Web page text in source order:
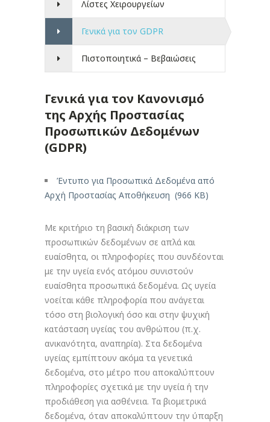
Λίστες Χειρουργείων
Γενικά για τον GDPR
Πιστοποιητικά – Βεβαιώσεις
Γενικά για τον Κανονισμό
της Αρχής Προστασίας
Προσωπικών Δεδομένων
(GDPR)
Έντυπο για Προσωπικά Δεδομένα από
Αρχή Προστασίας Αποθήκευση (966 KB)
Με κριτήριο τη βασική διάκριση των
προσωπικών δεδομένων σε απλά και
ευαίσθητα, οι πληροφορίες που συνδέονται
με την υγεία ενός ατόμου συνιστούν
ευαίσθητα προσωπικά δεδομένα. Ως υγεία
νοείται κάθε πληροφορία που ανάγεται
τόσο στη βιολογική όσο και στην ψυχική
κατάσταση υγείας του ανθρώπου (π.χ.
ανικανότητα, αναπηρία). Στα δεδομένα
υγείας εμπίπτουν ακόμα τα γενετικά
δεδομένα, στο μέτρο που αποκαλύπτουν
πληροφορίες σχετικά με την υγεία ή την
προδιάθεση για ασθένεια. Τα βιομετρικά
δεδομένα, όταν αποκαλύπτουν την ύπαρξη